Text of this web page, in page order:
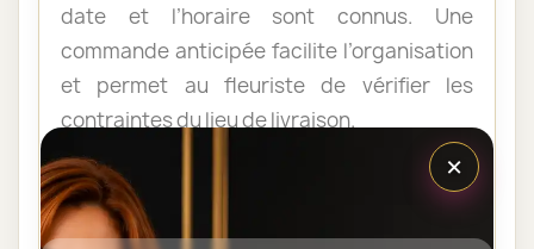
date et l’horaire sont connus. Une
commande anticipée facilite l’organisation
et permet au fleuriste de vérifier les
contraintes du lieu de livraison.
Les fleurs peuvent-elles être livrées
au domicile de la famille ?
×